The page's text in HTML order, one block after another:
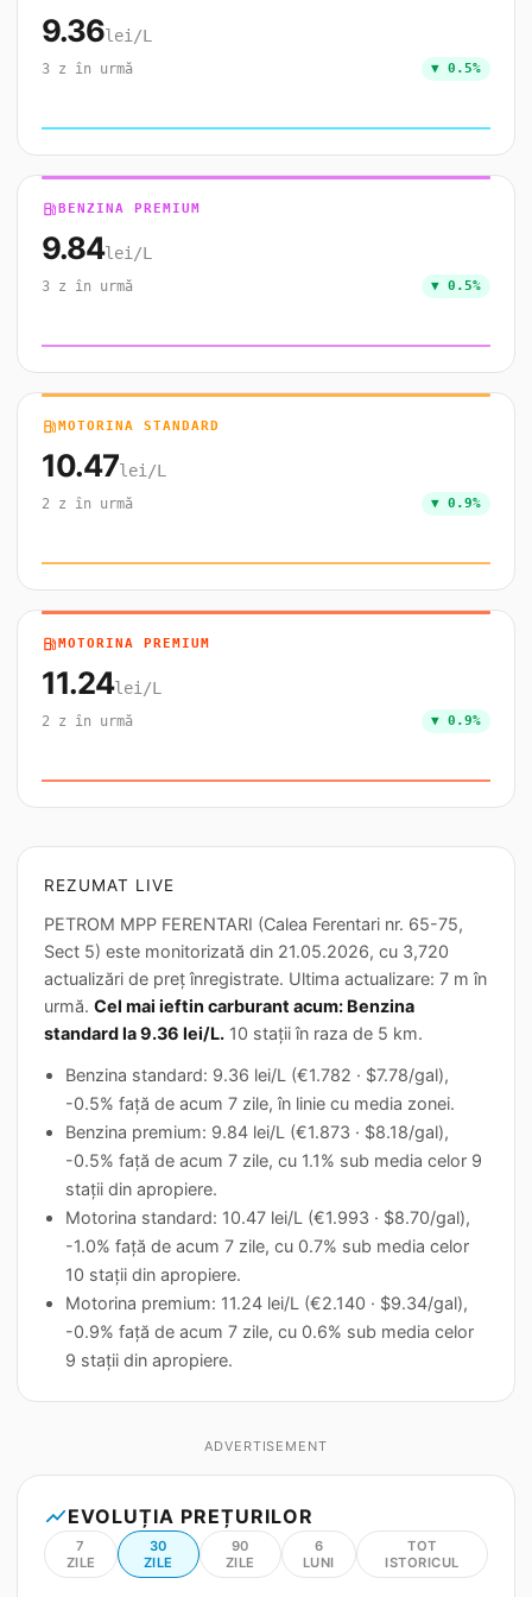
9.36lei/L
3 z în urmă ▼ 0.5%
local_gas_stationBENZINA PREMIUM
9.84lei/L
3 z în urmă ▼ 0.5%
local_gas_stationMOTORINA STANDARD
10.47lei/L
2 z în urmă ▼ 0.9%
local_gas_stationMOTORINA PREMIUM
11.24lei/L
2 z în urmă ▼ 0.9%
REZUMAT LIVE
PETROM MPP FERENTARI (Calea Ferentari nr. 65-75,
Sect 5) este monitorizată din 21.05.2026, cu 3,720
actualizări de preț înregistrate. Ultima actualizare: 7 m în
urmă. Cel mai ieftin carburant acum: Benzina
standard la 9.36 lei/L. 10 stații în raza de 5 km.
Benzina standard: 9.36 lei/L (€1.782 · $7.78/gal),
-0.5% față de acum 7 zile, în linie cu media zonei.
Benzina premium: 9.84 lei/L (€1.873 · $8.18/gal),
-0.5% față de acum 7 zile, cu 1.1% sub media celor 9
stații din apropiere.
Motorina standard: 10.47 lei/L (€1.993 · $8.70/gal),
-1.0% față de acum 7 zile, cu 0.7% sub media celor
10 stații din apropiere.
Motorina premium: 11.24 lei/L (€2.140 · $9.34/gal),
-0.9% față de acum 7 zile, cu 0.6% sub media celor
9 stații din apropiere.
ADVERTISEMENT
show_chartEVOLUȚIA PREȚURILOR
7
ZILE
30
ZILE
90
ZILE
6
LUNI
TOT
ISTORICUL